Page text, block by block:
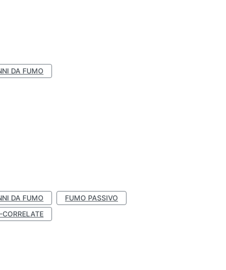
DA FUMO
DA FUMO
FUMO PASSIVO